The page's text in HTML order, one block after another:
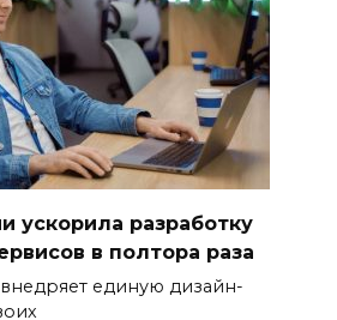
ускорила разработку
в полтора раза
единую дизайн-